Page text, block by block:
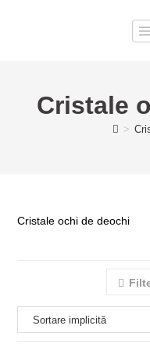
Cristale
>
Cristale ochi de deochi